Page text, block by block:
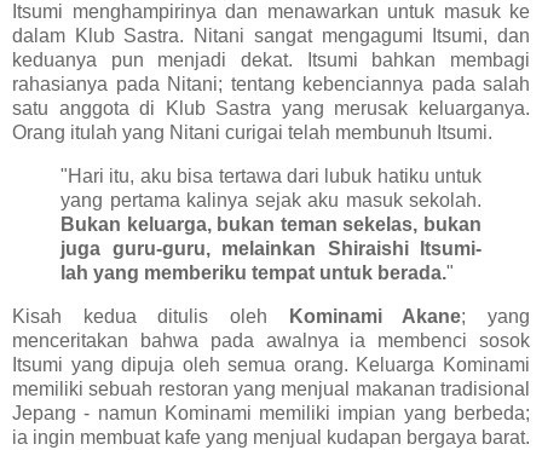
Itsumi menghampirinya dan menawarkan untuk masuk ke
dalam Klub Sastra. Nitani sangat mengagumi Itsumi, dan
keduanya pun menjadi dekat. Itsumi bahkan membagi
rahasianya pada Nitani; tentang kebenciannya pada salah
satu anggota di Klub Sastra yang merusak keluarganya.
Orang itulah yang Nitani curigai telah membunuh Itsumi.
"Hari itu, aku bisa tertawa dari lubuk hatiku untuk
yang pertama kalinya sejak aku masuk sekolah.
Bukan keluarga, bukan teman sekelas, bukan
juga guru-guru, melainkan Shiraishi Itsumi-
lah yang memberiku tempat untuk berada."
Kisah kedua ditulis oleh Kominami Akane; yang
menceritakan bahwa pada awalnya ia membenci sosok
Itsumi yang dipuja oleh semua orang. Keluarga Kominami
memiliki sebuah restoran yang menjual makanan tradisional
Jepang - namun Kominami memiliki impian yang berbeda;
ia ingin membuat kafe yang menjual kudapan bergaya barat.